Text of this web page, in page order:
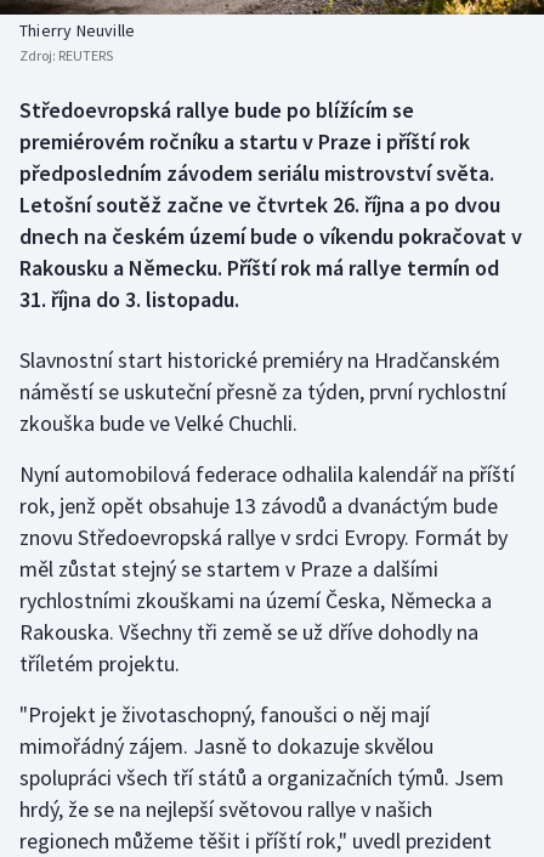
Biatlon
Box
Curling
Dostihy
Florbal
Futsal
Golf
Gymnastika
Házená
Jezdectví
Judo
Krasobruslení
Lezení
Lyže a snowboard
Aplikace ČT sport
Thierry Neuville
Zdroj: REUTERS
Středoevropská rallye bude po blížícím se
premiérovém ročníku a startu v Praze i příští rok
předposledním závodem seriálu mistrovství světa.
Letošní soutěž začne ve čtvrtek 26. října a po dvou
dnech na českém území bude o víkendu pokračovat v
Rakousku a Německu. Příští rok má rallye termín od
31. října do 3. listopadu.
Slavnostní start historické premiéry na Hradčanském
náměstí se uskuteční přesně za týden, první rychlostní
zkouška bude ve Velké Chuchli.
Nyní automobilová federace odhalila kalendář na příští
rok, jenž opět obsahuje 13 závodů a dvanáctým bude
znovu Středoevropská rallye v srdci Evropy. Formát by
měl zůstat stejný se startem v Praze a dalšími
rychlostními zkouškami na území Česka, Německa a
Rakouska. Všechny tři země se už dříve dohodly na
tříletém projektu.
"Projekt je životaschopný, fanoušci o něj mají
mimořádný zájem. Jasně to dokazuje skvělou
spolupráci všech tří států a organizačních týmů. Jsem
hrdý, že se na nejlepší světovou rallye v našich
regionech můžeme těšit i příští rok," uvedl prezident